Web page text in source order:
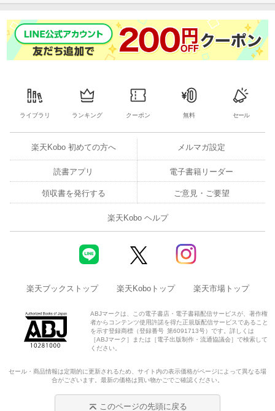
ライブラリ ランキング クーポン 無料 セール
楽天Kobo 初めての方へ メルマガ設定
読書アプリ 電子書籍リーダー
領収書を発行する ご意見・ご要望
楽天Kobo ヘルプ
楽天ブックストップ 楽天Koboトップ 楽天市場トップ
ABJマークは、この電子書店・電子書籍配信サービスが、著作権
者からコンテンツ使用許諾を得た正規版配信サービスであること
を示す登録商標（登録番号 第6091713号）です。詳しくは
［ABJマーク］または［電子出版制作・流通協議会］で検索して
ください。
セール・商品情報は定期的に更新されるため、サイト内の表示価格がページによって異なる場
合がございます。最新の価格は買い物かごでご確認ください。
このページの先頭に戻る